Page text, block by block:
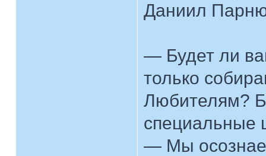
Даниил
— Будет ли
только
Любителям?
специальные
— Мы